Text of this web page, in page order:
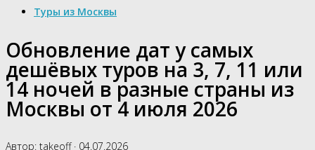
Туры из Москвы
Обновление дат у самых
дешёвых туров на 3, 7, 11 или
14 ночей в разные страны из
Москвы от 4 июля 2026
Автор: takeoff · 04.07.2026